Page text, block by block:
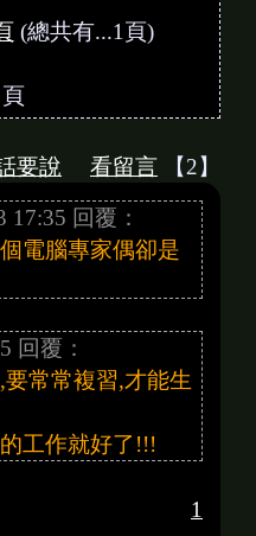
(總共有...1頁)
要說 看留言 【2】
17:35 回覆：
電腦專家偶卻是
回覆：
常常複習,才能生
工作就好了!!!
1